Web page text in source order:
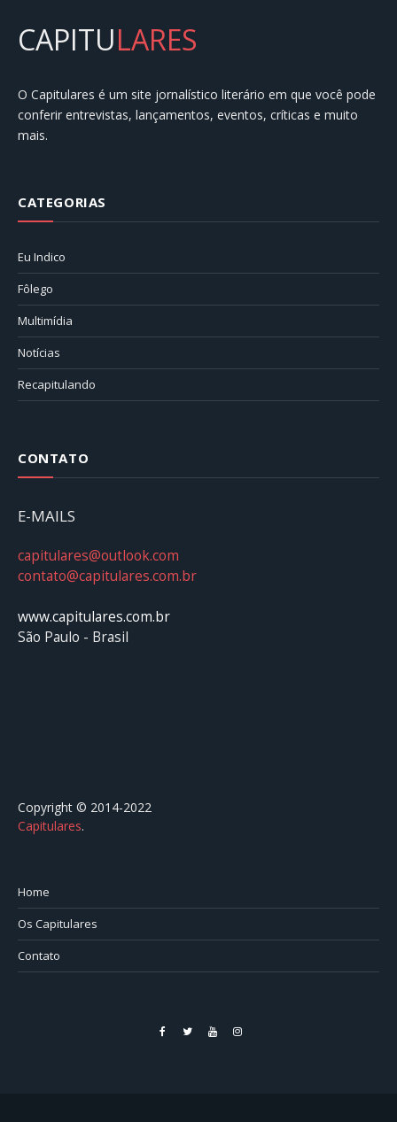
CAPITULARES
O Capitulares é um site jornalístico literário em que você pode
conferir entrevistas, lançamentos, eventos, críticas e muito
mais.
CATEGORIAS
Eu Indico
Fôlego
Multimídia
Notícias
Recapitulando
CONTATO
E-MAILS
capitulares@outlook.com
contato@capitulares.com.br
www.capitulares.com.br
São Paulo - Brasil
Copyright © 2014-2022
Capitulares.⠀⠀⠀⠀⠀⠀⠀⠀⠀⠀⠀⠀⠀⠀⠀⠀⠀⠀⠀⠀⠀⠀⠀⠀⠀⠀⠀
Home
Os Capitulares
Contato
FacebookTwitterYouTubeInstagram